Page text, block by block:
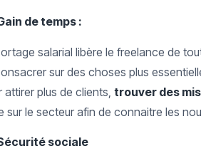
de temps :
salarial libère le freelance de
sur des choses plus
attirer plus de clients, trouver des
sur le secteur afin de connaitre les
sociale